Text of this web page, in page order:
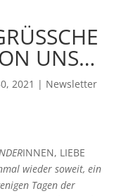
UNS…
2021 | Newsletter
INNEN, LIEBE
wieder soweit, ein
Tagen der